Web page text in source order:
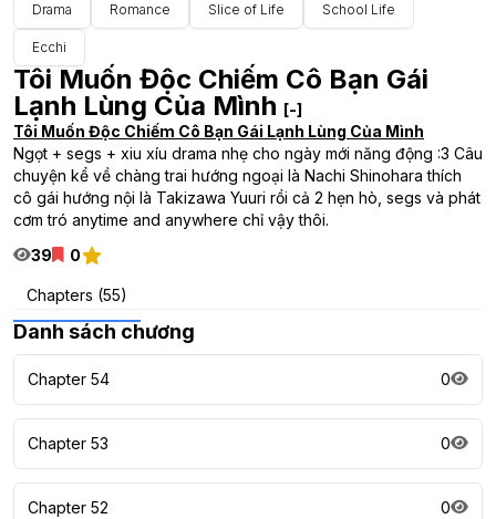
Drama Romance Slice of Life School Life
Ecchi
Tôi Muốn Độc Chiếm Cô Bạn Gái
Lạnh Lùng Của Mình [-]
Tôi Muốn Độc Chiếm Cô Bạn Gái Lạnh Lùng Của Mình
Ngọt + segs + xiu xíu drama nhẹ cho ngày mới năng động :3 Câu
chuyện kể về chàng trai hướng ngoại là Nachi Shinohara thích
cô gái hướng nội là Takizawa Yuuri rồi cả 2 hẹn hò, segs và phát
cơm tró anytime and anywhere chỉ vậy thôi.
39
0
Chapters (55)
Danh sách chương
Chapter 54 0
Chapter 53 0
Chapter 52 0